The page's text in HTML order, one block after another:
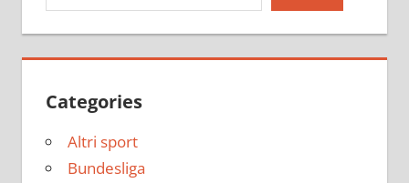
Categories
Altri sport
Bundesliga